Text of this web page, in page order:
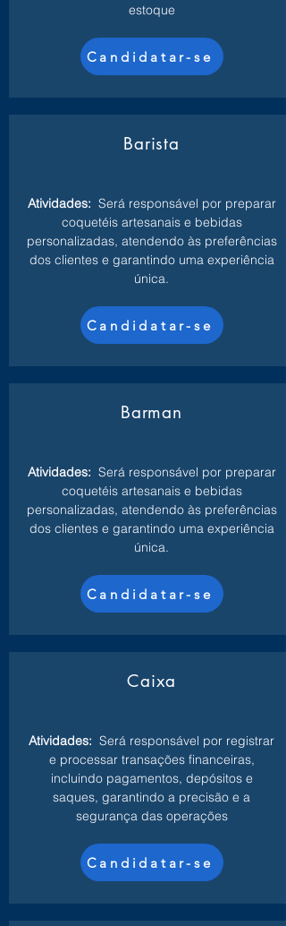
estoque
Candidatar-se
Barista
Atividades: Será responsável por preparar
coquetéis artesanais e bebidas
personalizadas, atendendo às preferências
dos clientes e garantindo uma experiência
única.
Candidatar-se
Barman
Atividades: Será responsável por preparar
coquetéis artesanais e bebidas
personalizadas, atendendo às preferências
dos clientes e garantindo uma experiência
única.
Candidatar-se
Caixa
Atividades: Será responsável por registrar
e processar transações financeiras,
incluindo pagamentos, depósitos e
saques, garantindo a precisão e a
segurança das operações
Candidatar-se